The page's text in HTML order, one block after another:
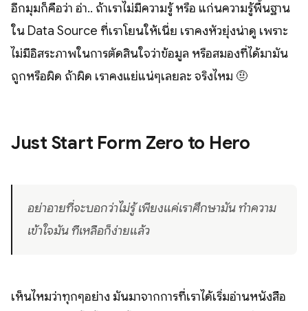
อีกมุมก็คือว่า อ่า.. ถ้าเราไม่มีความรู้ หรือ แก่นความรู้พื้นฐาน
ใน Data Source ที่เราโยนให้เนี่ย เราคงหัวยุ่งน่าดู เพราะ
ไม่มีอิสระภาพในการตัดสินใจว่าข้อมูล หรือสมองที่ได้มามัน
ถูกหรือผิด ถ้าผิด เราคงแย่แน่ๆเลยละ จริงไหม 🤨
Just Start Form Zero to Hero
อย่าอายที่จะบอกว่าไม่รู้ เพียงแค่เราศึกษามัน ทำความ
เข้าใจมัน ทีเหลือก็ง่ายแล้ว
เห็นไหมว่าทุกๆอย่าง มันมาจากการที่เราได้เริ่มอ่านหนังสือ